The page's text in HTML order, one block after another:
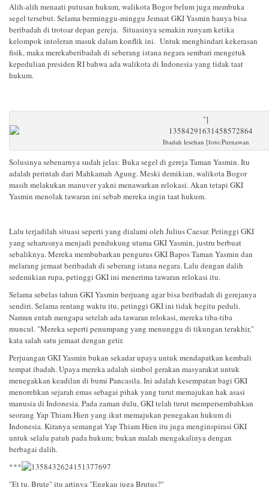
Alih-alih menaati putusan hukum, walikota Bogor belum juga membuka
segel tersebut. Selama berminggu-minggu Jemaat GKI Yasmin hanya bisa
beribadah di trotoar depan gereja. Situasinya semakin runyam ketika
kelompok intoleran masuk dalam konflik ini. Untuk menghindari kekerasan
fisik, maka merekaberibadah di seberang istana negara sembari mengetuk
kepedulian presiden RI bahwa ada walikota di Indonesia yang tidak taat
hukum.
"]
Ibadah lesehan [foto:Purnawan
Solusinya sebenarnya sudah jelas: Buka segel di gereja Taman Yasmin. Itu
adalah perintah dari Mahkamah Agung. Meski demikian, walikota Bogor
masih melakukan manuver yakni menawarkan relokasi. Akan tetapi GKI
Yasmin menolak tawaran ini sebab mereka ingin taat hukum.
Lalu terjadilah situasi seperti yang dialami oleh Julius Caesar. Petinggi GKI
yang seharusnya menjadi pendukung utama GKI Yasmin, justru berbuat
sebaliknya. Mereka membubarkan pengurus GKI Bapos Taman Yasmin dan
melarang jemaat beribadah di seberang istana negara. Lalu dengan dalih
sedemikian rupa, petinggi GKI ini menerima tawaran relokasi itu.
Selama sebelas tahun GKI Yasmin berjuang agar bisa beribadah di gerejanya
sendiri. Selama rentang waktu itu, petinggi GKI ini tidak begitu peduli.
Namun entah mengapa setelah ada tawaran relokasi, mereka tiba-tiba
muncul. "Mereka seperti penumpang yang menunggu di tikungan terakhir,"
kata salah satu jemaat dengan getir.
Perjuangan GKI Yasmin bukan sekadar upaya untuk mendapatkan kembali
tempat ibadah. Upaya mereka adalah simbol gerakan masyarakat untuk
menegakkan keadilan di bumi Pancasila. Ini adalah kesempatan bagi GKI
menorehkan sejarah emas sebagai pihak yang turut memajukan hak asasi
manusia di Indonesia. Pada zaman dulu, GKI telah turut mempersembahkan
seorang Yap Thiam Hien yang ikut memajukan penegakan hukum di
Indonesia. Kiranya semangat Yap Thiam Hien itu juga menginspirasi GKI
untuk selalu patuh pada hukum; bukan malah mengakalinya dengan
berbagai dalih.
***
"Et tu, Brute" itu artinya "Engkau juga Brutus?"